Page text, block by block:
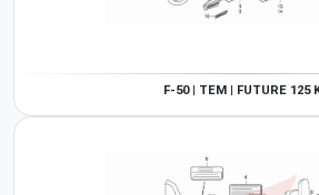
F-50 | TEM | FUTURE 125